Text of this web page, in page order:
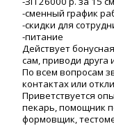
-сменный график
-скидки для
-питание
Действует
сам, приводи друга
По всем вопросам
контактах или
Приветствуется
пекарь, помощник
формовщик,